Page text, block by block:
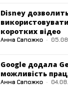
Disney
коротких відео
Анна Сапожко -
Google додала
можливість
Анна Сапожко -